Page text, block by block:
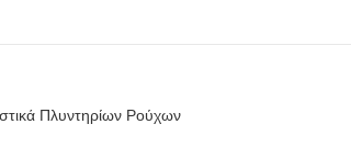
τις αντιστάσεις
Πλυντηρίων Ρούχων